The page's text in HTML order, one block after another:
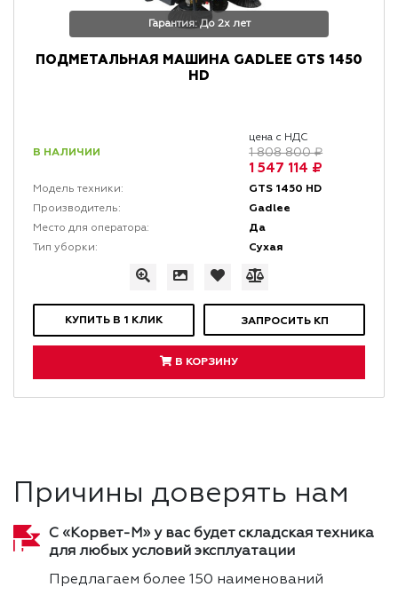
Гарантия: До 2х лет
ПОДМЕТАЛЬНАЯ МАШИНА GADLEE GTS 1450
HD
В НАЛИЧИИ
цена с НДС
1 808 800 ₽
1 547 114 ₽
Модель техники: GTS 1450 HD
Производитель: Gadlee
Место для оператора: Да
Тип уборки: Сухая
КУПИТЬ В 1 КЛИК ЗАПРОСИТЬ КП
В КОРЗИНУ
Причины доверять нам
С «Корвет-М» у вас будет складская техника
для любых условий эксплуатации
Предлагаем более 150 наименований